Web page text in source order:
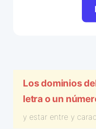
Los dominios
letra o un
y estar entre y